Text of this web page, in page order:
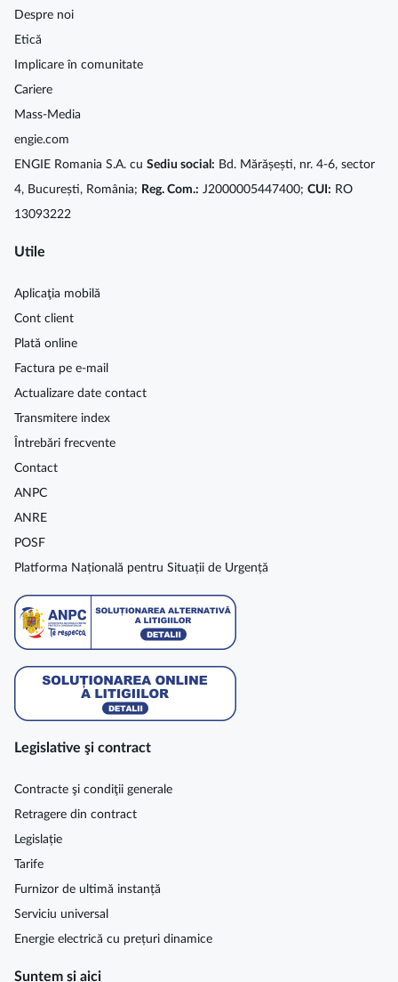
Despre noi
Etică
Implicare în comunitate
Cariere
Mass-Media
engie.com
ENGIE Romania S.A. cu Sediu social: Bd. Mărășești, nr. 4-6, sector
4, București, România; Reg. Com.: J2000005447400; CUI: RO
13093222
Utile
Aplicaţia mobilă
Cont client
Plată online
Factura pe e-mail
Actualizare date contact
Transmitere index
Întrebări frecvente
Contact
ANPC
ANRE
POSF
Platforma Națională pentru Situații de Urgență
Legislative şi contract
Contracte şi condiţii generale
Retragere din contract
Legislație
Tarife
Furnizor de ultimă instanță
Serviciu universal
Energie electrică cu prețuri dinamice
Suntem și aici